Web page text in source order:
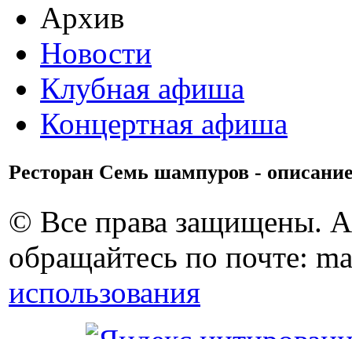
Архив
Новости
Клубная афиша
Концертная афиша
Ресторан Семь шампуров -
© Все права защищены.
обращайтесь по почте:
использования